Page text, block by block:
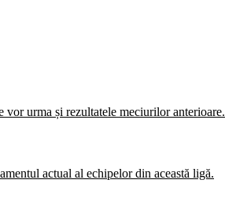
urma și rezultatele meciurilor anterioare.
actual al echipelor din această ligă.